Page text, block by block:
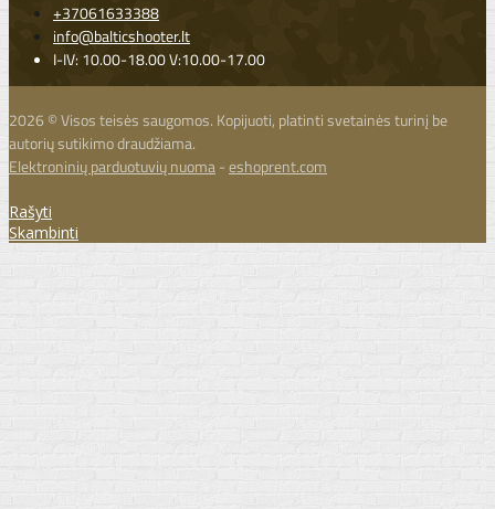
+37061633388
info@balticshooter.lt
I-IV: 10.00-18.00 V:10.00-17.00
2026 © Visos teisės saugomos. Kopijuoti, platinti svetainės turinį be
autorių sutikimo draudžiama.
Elektroninių parduotuvių nuoma-eshoprent.com
Rašyti
Skambinti